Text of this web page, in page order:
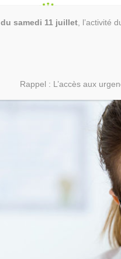
du samedi 11 juillet, l’activité
Rappel : L’accès aux